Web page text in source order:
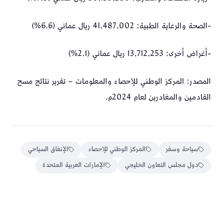
-الصحة والرعاية الطبية: 41,487,002 ريال عماني (6.6%)
-أغراض أخرى: 13,712,253 ريال عماني (2.1%)
المصدر: المركز الوطني للإحصاء والمعلومات – تقرير نتائج مسح
القادمين والمغادرين لعام 2024م.
سياحة وسفر المركز الوطني للإحصاء
الإنفاق السياحي
دول مجلس التعاون الخليجي
الإمارات العربية المتحدة